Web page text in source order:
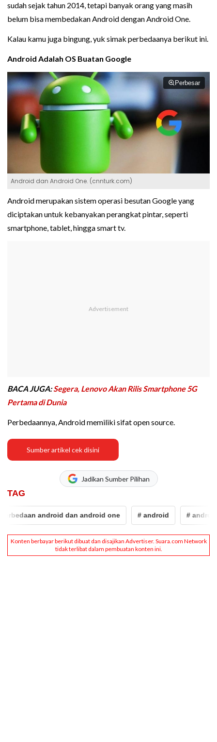
sudah sejak tahun 2014, tetapi banyak orang yang masih
belum bisa membedakan Android dengan Android One.
Kalau kamu juga bingung, yuk simak perbedaanya berikut ini.
Android Adalah OS Buatan Google
Perbesar
Android dan Android One. (cnnturk.com)
Android merupakan sistem operasi besutan Google yang
diciptakan untuk kebanyakan perangkat pintar, seperti
smartphone, tablet, hingga smart tv.
BACA JUGA:Segera, Lenovo Akan Rilis Smartphone 5G
Pertama di Dunia
Perbedaannya, Android memiliki sifat open source.
Sumber artikel cek disini
Jadikan Sumber Pilihan
TAG
android dan android one # android # android